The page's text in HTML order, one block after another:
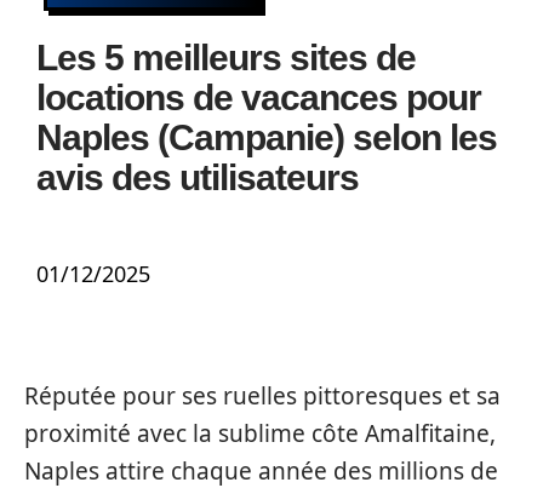
Les 5 meilleurs sites de
locations de vacances pour
Naples (Campanie) selon les
avis des utilisateurs
01/12/2025
Réputée pour ses ruelles pittoresques et sa
proximité avec la sublime côte Amalfitaine,
Naples attire chaque année des millions de